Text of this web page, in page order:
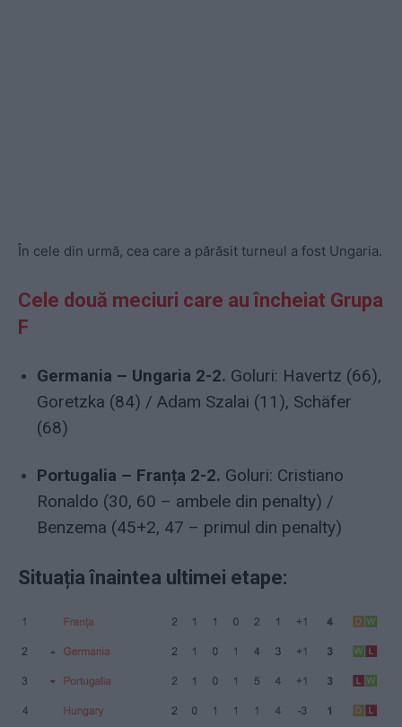
În cele din urmă, cea care a părăsit turneul a fost Ungaria.
Cele două meciuri care au încheiat Grupa
F
Germania – Ungaria 2-2. Goluri: Havertz (66),
Goretzka (84) / Adam Szalai (11), Schäfer
(68)
Portugalia – Franța 2-2. Goluri: Cristiano
Ronaldo (30, 60 – ambele din penalty) /
Benzema (45+2, 47 – primul din penalty)
Situația înaintea ultimei etape: